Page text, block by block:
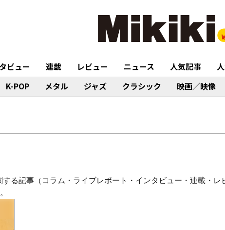
ビュー 連載 レビュー ニュース 人気記事
K-POP メタル ジャズ クラシック 映画／映像
る記事（コラム・ライブレポート・インタビュー・連載・レ